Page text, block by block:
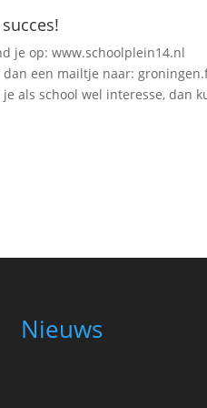
je op: www.schoolplein14.nl
een mailtje naar:
als school wel interesse, dan
Nieuws